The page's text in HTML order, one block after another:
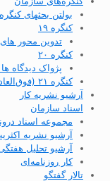
بولتن بحثهای
کنگره ۱۹
تدوین محور
کنگره ۲۰
پژواک دیدگاه ها
کنگره ۲۱ (فوق‌العاده)
آرشیو نشریه کار
اسناد سازمان
مجموعه اسناد
آرشیو نشریه
آرشیو تحلیل
کار روزنامه‌ای
تالار گفتگو